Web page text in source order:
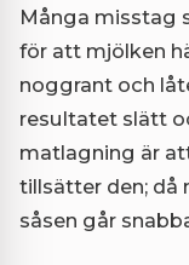
Många misstag
för att mjölken
noggrant och
resultatet slätt
matlagning är
tillsätter den; då
såsen går